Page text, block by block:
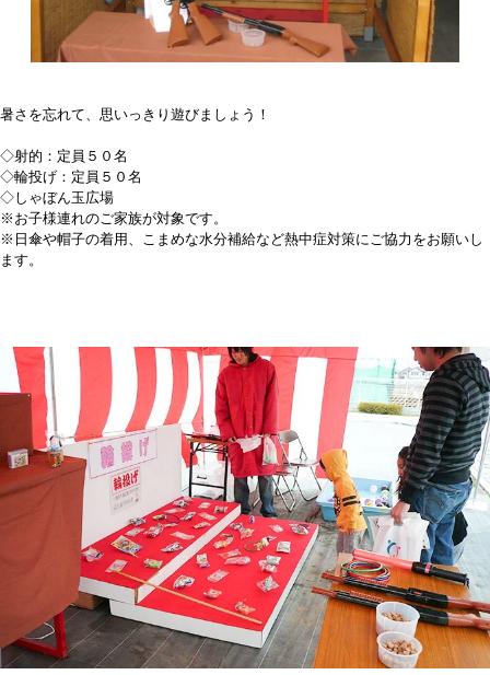
暑さを忘れて、思いっきり遊びましょう！
◇射的：定員５０名
◇輪投げ：定員５０名
◇しゃぼん玉広場
※お子様連れのご家族が対象です。
※日傘や帽子の着用、こまめな水分補給など熱中症対策にご協力をお願いし
ます。